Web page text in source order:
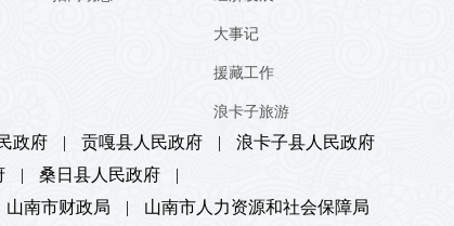
大事记
援藏工作
浪卡子旅游
政府 | 贡嘎县人民政府 |
浪卡子县人民政府
| 桑日县人民政府
|
山南市财政局 |
山南市人力资源和社会保障局